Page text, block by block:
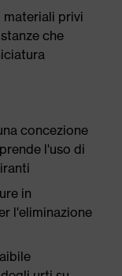
materiali privi
che
concezione
l'uso di
in
l'eliminazione